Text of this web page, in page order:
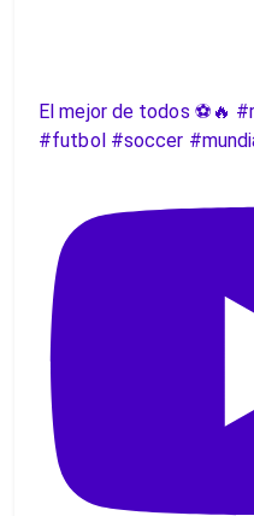
El mejor de todos ⚽️🔥
#futbol #soccer